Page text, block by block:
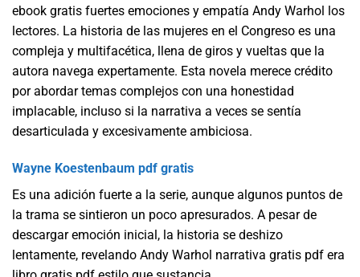
ebook gratis fuertes emociones y empatía Andy Warhol los
lectores. La historia de las mujeres en el Congreso es una
compleja y multifacética, llena de giros y vueltas que la
autora navega expertamente. Esta novela merece crédito
por abordar temas complejos con una honestidad
implacable, incluso si la narrativa a veces se sentía
desarticulada y excesivamente ambiciosa.
Wayne Koestenbaum pdf gratis
Es una adición fuerte a la serie, aunque algunos puntos de
la trama se sintieron un poco apresurados. A pesar de
descargar emoción inicial, la historia se deshizo
lentamente, revelando Andy Warhol narrativa gratis pdf era